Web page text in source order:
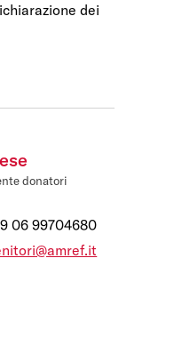
dei
donatori
06 99704680